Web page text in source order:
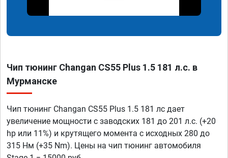
Чип тюнинг Changan CS55 Plus 1.5 181 л.с. в
Мурманске
Чип тюнинг Changan CS55 Plus 1.5 181 лс дает
увеличение мощности с заводских 181 до 201 л.с. (+20
hp или 11%) и крутящего момента с исходных 280 до
315 Нм (+35 Nm). Цены на чип тюнинг автомобиля